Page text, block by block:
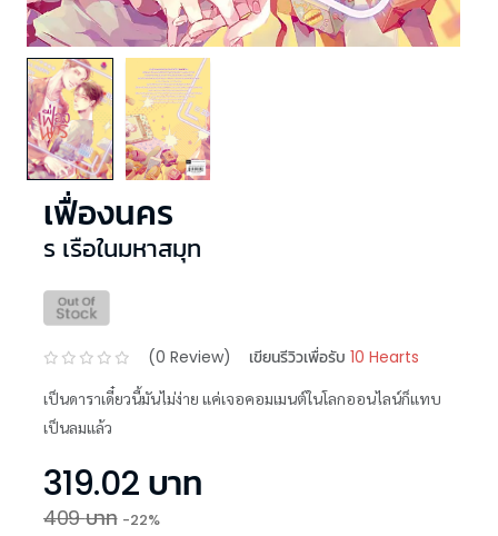
เฟื่องนคร
ร เรือในมหาสมุท
(0 Review) เขียนรีวิวเพื่อรับ 10 Hearts
เป็นดาราเดี๋ยวนี้มันไม่ง่าย แค่เจอคอมเมนต์ในโลกออนไลน์ก็แทบ
เป็นลมแล้ว
319.02 บาท
409บาท -22%